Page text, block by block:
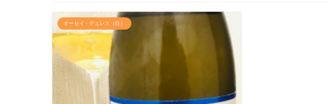
オーセイ・デュレス（白）